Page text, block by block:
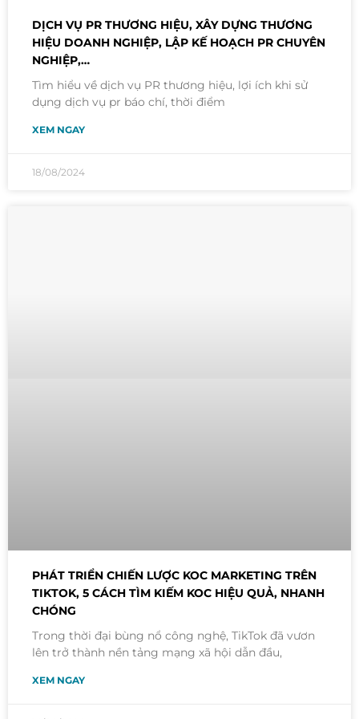
DỊCH VỤ PR THƯƠNG HIỆU, XÂY DỰNG THƯƠNG
HIỆU DOANH NGHIỆP, LẬP KẾ HOẠCH PR CHUYÊN
NGHIỆP,…
Tìm hiểu về dịch vụ PR thương hiệu, lợi ích khi sử
dụng dịch vụ pr báo chí, thời điểm
XEM NGAY
18/08/2024
PHÁT TRIỂN CHIẾN LƯỢC KOC MARKETING TRÊN
TIKTOK, 5 CÁCH TÌM KIẾM KOC HIỆU QUẢ, NHANH
CHÓNG
Trong thời đại bùng nổ công nghệ, TikTok đã vươn
lên trở thành nền tảng mạng xã hội dẫn đầu,
XEM NGAY